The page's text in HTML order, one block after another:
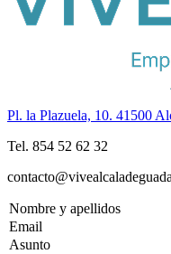
Pl. la Plazuela, 10. 41500
Tel. 854 52 62 32